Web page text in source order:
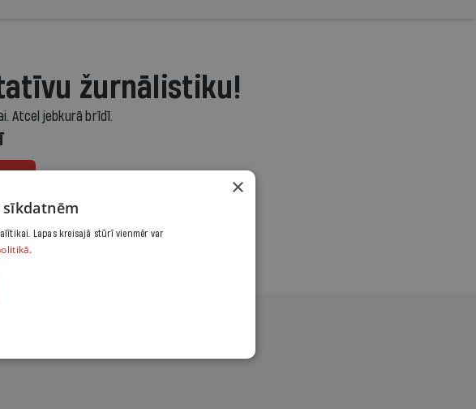
žurnālistiku!
Atcel jebkurā brīdī.
šeit
×
Lapas kreisajā stūrī vienmēr var